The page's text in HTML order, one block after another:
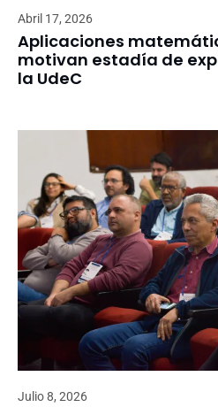
Abril 17, 2026
Aplicaciones
motivan estadía de
la UdeC
Julio 8, 2026